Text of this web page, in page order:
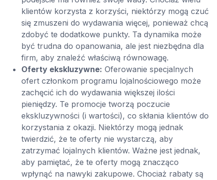
klientów korzysta z korzyści, niektórzy mogą czuć
się zmuszeni do wydawania więcej, ponieważ chcą
zdobyć te dodatkowe punkty. Ta dynamika może
być trudna do opanowania, ale jest niezbędna dla
firm, aby znaleźć właściwą równowagę.
Oferty ekskluzywne: Oferowanie specjalnych
ofert członkom programu lojalnościowego może
zachęcić ich do wydawania większej ilości
pieniędzy. Te promocje tworzą poczucie
ekskluzywności (i wartości), co skłania klientów do
korzystania z okazji. Niektórzy mogą jednak
twierdzić, że te oferty nie wystarczą, aby
zatrzymać lojalnych klientów. Ważne jest jednak,
aby pamiętać, że te oferty mogą znacząco
wpłynąć na nawyki zakupowe. Chociaż rabaty są